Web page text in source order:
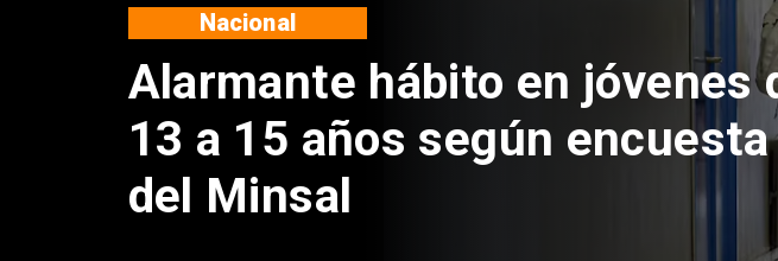
Aprueban creación del
Sebastián Piñera con
de $4 mil millones
Regiones